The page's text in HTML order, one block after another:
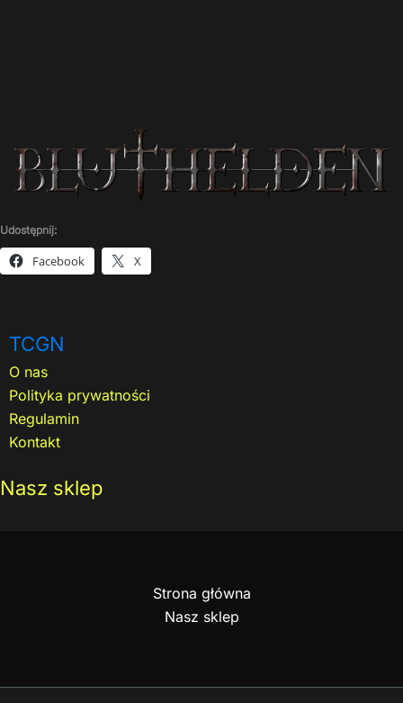
Udostępnij:
Facebook X
TCGN
O nas
Polityka prywatności
Regulamin
Kontakt
Nasz sklep
Strona główna
Nasz sklep